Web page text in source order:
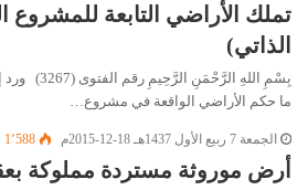
تملك الأراضي التابعة للمشروع
الذاتي)
بِسْمِ اللهِ
ما حكم الأراضي الواقعة في مشروع…
الجمعة 7 ربيع الأول 1437هـ 18-12-2015م 1٬588
أرض موروثة مستردة مملوكة